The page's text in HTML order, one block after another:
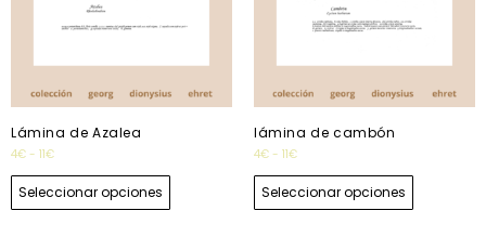
Lámina de Azalea
4€ - 11€
Seleccionar opciones
lámina de cambón
4€ - 11€
Seleccionar opciones